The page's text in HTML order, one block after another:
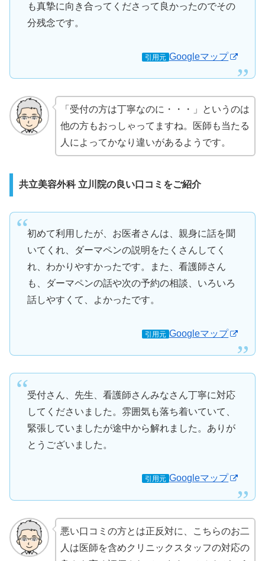
も真摯に向き合ってくださって良かったのでその
分残念です。
引用元 Googleマップ
「受付の方は丁寧なのに・・・」というのは
他の方もおっしゃってますね。医師も当たる
人によってかなり違いがあるようです。
共立美容外科 立川院の良い口コミをご紹介
初めて利用したが、お医者さんは、親身に話を聞
いてくれ、ダーマペンの説明をたくさんしてく
れ、わかりやすかったです。また、看護師さん
も、ダーマペンの話や次の予約の相談、いろいろ
話しやすくて、よかったです。
引用元 Googleマップ
受付さん、先生、看護師さんみなさん丁寧に対応
してくださいました。雰囲気も落ち着いていて、
緊張していましたが途中から解れました。ありが
とうございました。
引用元 Googleマップ
悪い口コミの方とは正反対に、こちらのお二
人は医師を含めクリニックスタッフの対応の